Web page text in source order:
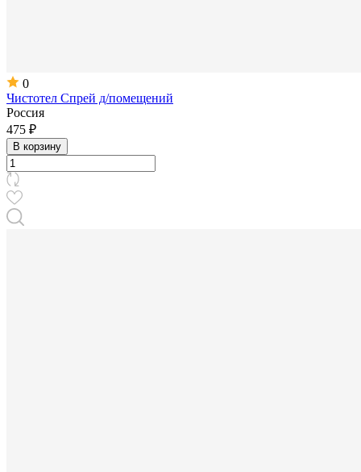
0
Чистотел Спрей д/помещений
Россия
475 ₽
В корзину